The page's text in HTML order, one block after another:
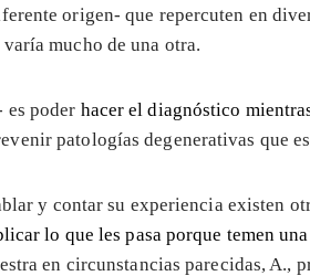
origen- que repercuten en
mucho de una otra.
es poder hacer el diagnóstico
patologías degenerativas que
y contar su experiencia existen
lo que les pasa porque temen
en circunstancias parecidas, A.,